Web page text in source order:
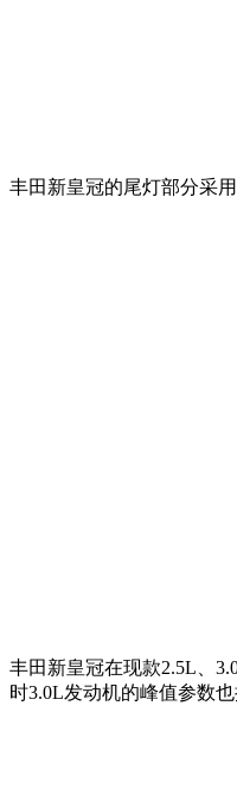
丰田新皇冠的尾灯部分采
丰田新皇冠在现款2.5L、
时3.0L发动机的峰值参数